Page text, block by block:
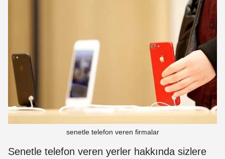
senetle telefon veren firmalar
Senetle telefon veren yerler hakkında sizlere